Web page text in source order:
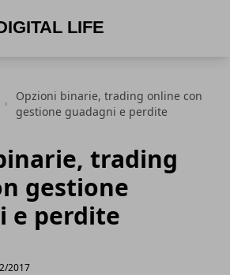
Opzioni binarie, trading online con
gestione guadagni e perdite
trading
gestione
e perdite
2017